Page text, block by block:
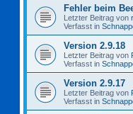
Fehler beim
Letzter Beitrag von
Verfasst in
Version 2.9.18
Letzter Beitrag von
Verfasst in
Version 2.9.17
Letzter Beitrag von
Verfasst in